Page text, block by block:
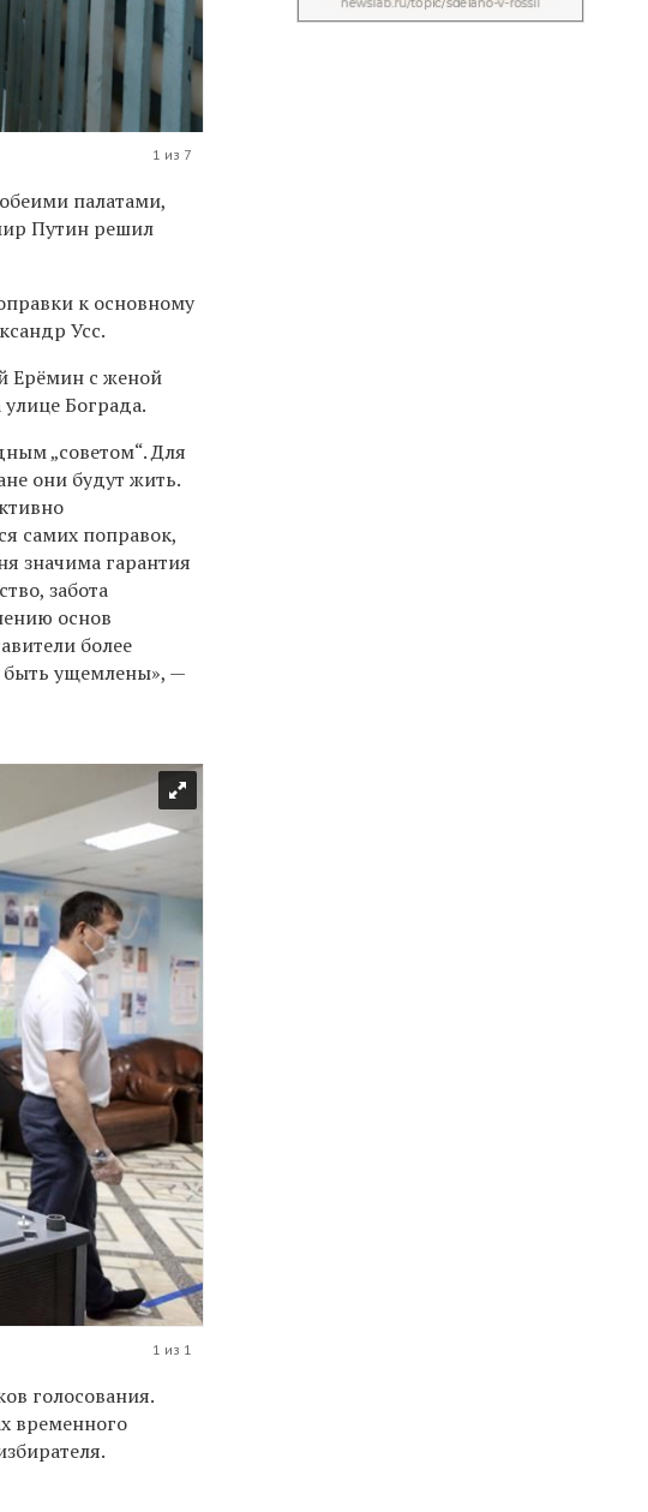
1 из 7
палатами,
Путин решил
к основному
Усс.
Ерёмин с женой
Бограда.
„советом“.Для
они будут жить.
самих поправок,
значима гарантия
забота
основ
более
быть ущемлены», —
1 из 1
голосования.
временного